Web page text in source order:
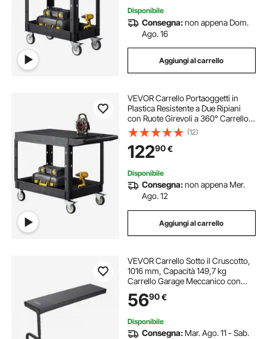
Disponibile
Consegna:non appena Dom.
Ago. 16
Aggiungi al carrello
VEVOR Carrello Portaoggetti in
Plastica Resistente a Due Ripiani
con Ruote Girevoli a 360° Carrello
di Servizio da 940 x 645 mm
Capacità di Carico di 250 kg Adatto
per Magazzino, Garage, Pulizia
(12)
12290€
Disponibile
Consegna:non appena Mer.
Ago. 12
Aggiungi al carrello
VEVOR Carrello Sotto il Cruscotto,
1016 mm, Capacità 149,7 kg
Carrello Garage Meccanico con
Ruote, Altezza Regolabile da 515-
695 mm, Appoggiato in Posizione
Facile
5690€
Disponibile
Consegna: Mar. Ago. 11 - Sab.